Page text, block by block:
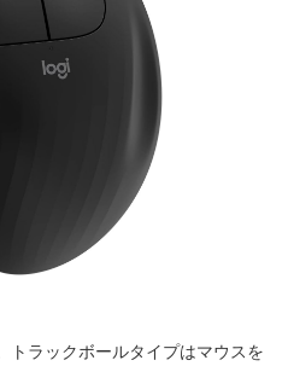
トラックボールタイプはマウスを